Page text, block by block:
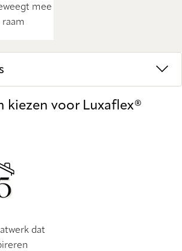
mee
kiezen voor Luxaflex®
dat